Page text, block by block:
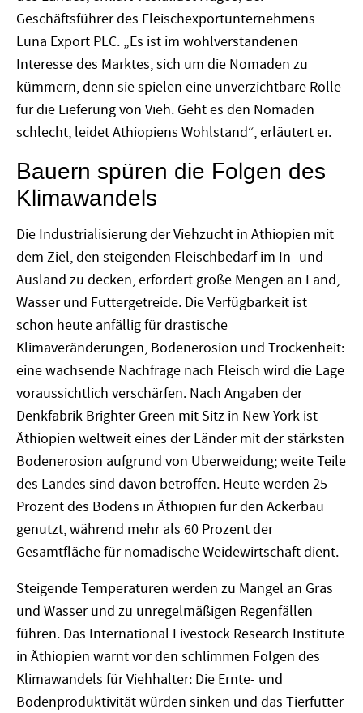
Geschäftsführer des Fleischexportunternehmens
Luna Export PLC. „Es ist im wohlverstandenen
Interesse des Marktes, sich um die Nomaden zu
kümmern, denn sie spielen eine unverzichtbare Rolle
für die Lieferung von Vieh. Geht es den Nomaden
schlecht, leidet Äthiopiens Wohlstand“, erläutert er.
Bauern spüren die Folgen des
Klimawandels
Die Industrialisierung der Viehzucht in Äthiopien mit
dem Ziel, den steigenden Fleischbedarf im In- und
Ausland zu decken, erfordert große Mengen an Land,
Wasser und Futtergetreide. Die Verfügbarkeit ist
schon heute anfällig für drastische
Klimaveränderungen, Bodenerosion und Trockenheit:
eine wachsende Nachfrage nach Fleisch wird die Lage
voraussichtlich verschärfen. Nach Angaben der
Denkfabrik Brighter Green mit Sitz in New York ist
Äthiopien weltweit eines der Länder mit der stärksten
Bodenerosion aufgrund von Überweidung; weite Teile
des Landes sind davon betroffen. Heute werden 25
Prozent des Bodens in Äthiopien für den Ackerbau
genutzt, während mehr als 60 Prozent der
Gesamtfläche für nomadische Weidewirtschaft dient.
Steigende Temperaturen werden zu Mangel an Gras
und Wasser und zu unregelmäßigen Regenfällen
führen. Das International Livestock Research Institute
in Äthiopien warnt vor den schlimmen Folgen des
Klimawandels für Viehhalter: Die Ernte- und
Bodenproduktivität würden sinken und das Tierfutter